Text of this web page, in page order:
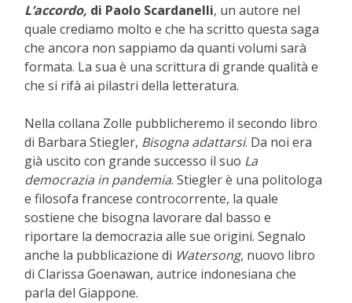
L’accordo, di Paolo Scardanelli, un autore nel
quale crediamo molto e che ha scritto questa saga
che ancora non sappiamo da quanti volumi sarà
formata. La sua è una scrittura di grande qualità e
che si rifà ai pilastri della letteratura.
Nella collana Zolle pubblicheremo il secondo libro
di Barbara Stiegler, Bisogna adattarsi. Da noi era
già uscito con grande successo il suo La
democrazia in pandemia. Stiegler è una politologa
e filosofa francese controcorrente, la quale
sostiene che bisogna lavorare dal basso e
riportare la democrazia alle sue origini. Segnalo
anche la pubblicazione di Watersong, nuovo libro
di Clarissa Goenawan, autrice indonesiana che
parla del Giappone.